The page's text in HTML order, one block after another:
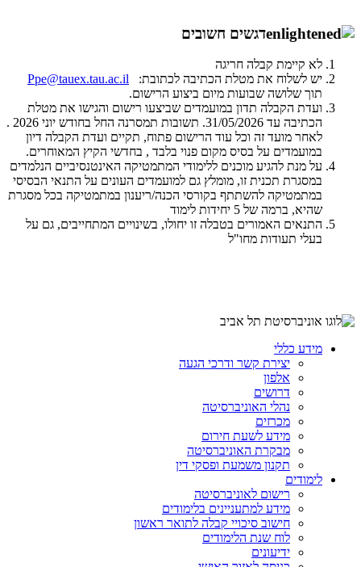
דגשים חשובים
לא קיימת קבלה חריגה
יש לשלוח את מטלת הכתיבה לכתובת: Ppe@tauex.tau.ac.il
תוך שלושה שבועות מיום ביצוע הרישום.
ועדת הקבלה תדון במועמדים שביצעו רישום והגישו את מטלת
הכתיבה עד 31/05/2026. תשובות תמסרנה החל בחודש יוני 2026 .
לאחר מועד זה וכל עוד הרישום פתוח, תקיים ועדת הקבלה דיון
במועמדים על בסיס מקום פנוי בלבד , בחדשי הקיץ המאוחרים.
על מנת להגיע מוכנים ללימודי המתמטיקה האינטנסיביים הנלמדים
במסגרת תכנית זו, מומלץ גם למועמדים העונים על התנאי הבסיסי
במתמטיקה להשתתף בקורסי הכנה/ריענון במתמטיקה בכל מסגרת
שהיא, ברמה של 5 יחידות לימוד
התנאים האמורים בטבלה זו יחולו, בשינויים המתחייבים, גם על
בעלי תעודות מחו"ל
מידע כללי
יצירת קשר ודרכי הגעה
אלפון
דרושים
נהלי האוניברסיטה
מכרזים
מידע לשעת חירום
מבקרת האוניברסיטה
תקנון משמעת ופסקי דין
לימודים
רישום לאוניברסיטה
מידע למתעניינים בלימודים
חישוב סיכויי קבלה לתואר ראשון
לוח שנת הלימודים
ידיעונים